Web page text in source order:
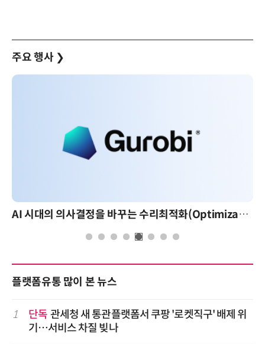
주요 행사 ❯
AI 시대의 의사결정을 바꾸는 수리최적화(Optimization): 실제 산업 적용 사례와 활용 전략
플랫폼유통 많이 본 뉴스
1 단독 관세청 새 통관플랫폼서 쿠팡 '로켓직구' 배제 위
기…서비스 차질 빚나